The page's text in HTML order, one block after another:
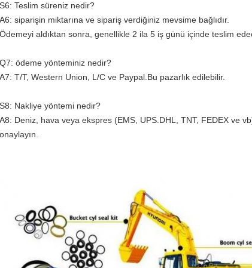
S6: Teslim süreniz nedir?
A6: siparişin miktarına ve sipariş verdiğiniz mevsime bağlıdır.
Ödemeyi aldıktan sonra, genellikle 2 ila 5 iş günü içinde teslim
Q7: ödeme yönteminiz nedir?
A7: T/T, Western Union, L/C ve Paypal.Bu pazarlık edilebilir.
S8: Nakliye yöntemi nedir?
A8: Deniz, hava veya ekspres (EMS, UPS.DHL, TNT, FEDEX ve
onaylayın.